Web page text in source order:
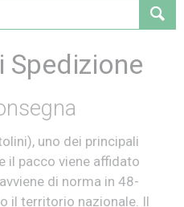
uno dei principali
il pacco viene affidato
di norma in 48-
il territorio nazionale. Il